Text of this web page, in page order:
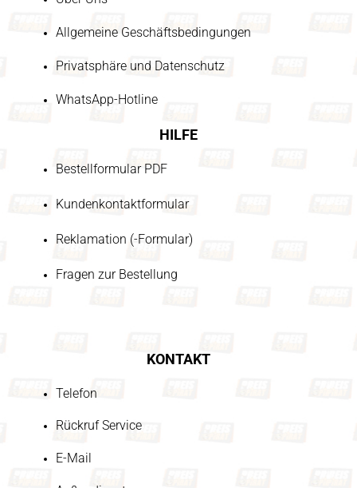
Allgemeine Geschäftsbedingungen
Privatsphäre und Datenschutz
WhatsApp-Hotline
HILFE
Bestellformular PDF
Kundenkontaktformular
Reklamation (-Formular)
Fragen zur Bestellung
KONTAKT
Telefon
Rückruf Service
E-Mail